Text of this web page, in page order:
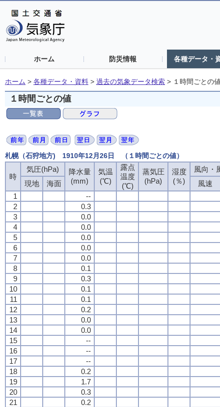
ホーム 防災情報 各種データ・
ホーム > 各種データ・資料 > 過去の気象データ検索 > １時間ごとの
１時間ごとの値
札幌（石狩地方) 1910年12月26日 （１時間ごとの値）
時
気圧(hPa)
降水量
(mm)
気温
(℃)
露点
温度
(℃)
蒸気圧
(hPa)
湿度
(％)
風向・
現地
海面
風速
1
--
2
0.3
3
0.0
4
0.0
5
0.0
6
0.0
7
0.0
8
0.1
9
0.3
10
0.1
11
0.1
12
0.2
13
0.0
14
0.0
15
--
16
--
17
--
18
0.2
19
1.7
20
0.3
21
0.2